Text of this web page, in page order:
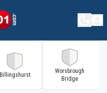
Billingshurst
Worsbrough
Bridge